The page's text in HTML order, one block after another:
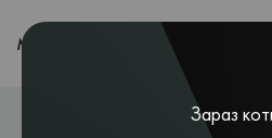
МЕНЮ
ЗАЛИШИТИ
Зараз